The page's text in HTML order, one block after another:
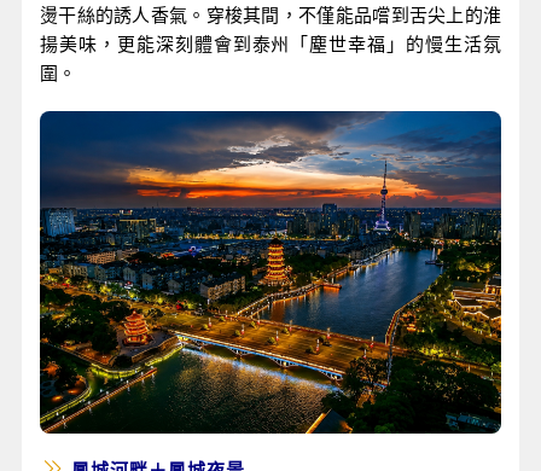
燙干絲的誘人香氣。穿梭其間，不僅能品嚐到舌尖上的淮
揚美味，更能深刻體會到泰州「塵世幸福」的慢生活氛
圍。